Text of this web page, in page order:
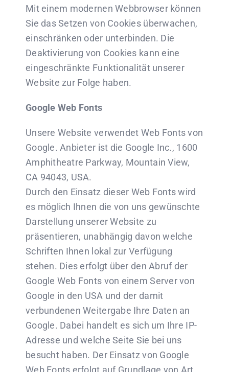
Mit einem modernen Webbrowser können
Sie das Setzen von Cookies überwachen,
einschränken oder unterbinden. Die
Deaktivierung von Cookies kann eine
eingeschränkte Funktionalität unserer
Website zur Folge haben.
Google Web Fonts
Unsere Website verwendet Web Fonts von
Google. Anbieter ist die Google Inc., 1600
Amphitheatre Parkway, Mountain View,
CA 94043, USA.
Durch den Einsatz dieser Web Fonts wird
es möglich Ihnen die von uns gewünschte
Darstellung unserer Website zu
präsentieren, unabhängig davon welche
Schriften Ihnen lokal zur Verfügung
stehen. Dies erfolgt über den Abruf der
Google Web Fonts von einem Server von
Google in den USA und der damit
verbundenen Weitergabe Ihre Daten an
Google. Dabei handelt es sich um Ihre IP-
Adresse und welche Seite Sie bei uns
besucht haben. Der Einsatz von Google
Web Fonts erfolgt auf Grundlage von Art.